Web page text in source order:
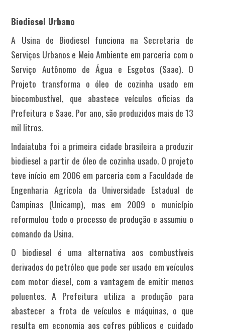
Biodiesel Urbano
A Usina de Biodiesel funciona na Secretaria de
Serviços Urbanos e Meio Ambiente em parceria com o
Serviço Autônomo de Água e Esgotos (Saae). O
Projeto transforma o óleo de cozinha usado em
biocombustível, que abastece veículos oficias da
Prefeitura e Saae. Por ano, são produzidos mais de 13
mil litros.
Indaiatuba foi a primeira cidade brasileira a produzir
biodiesel a partir de óleo de cozinha usado. O projeto
teve início em 2006 em parceria com a Faculdade de
Engenharia Agrícola da Universidade Estadual de
Campinas (Unicamp), mas em 2009 o município
reformulou todo o processo de produção e assumiu o
comando da Usina.
O biodiesel é uma alternativa aos combustíveis
derivados do petróleo que pode ser usado em veículos
com motor diesel, com a vantagem de emitir menos
poluentes. A Prefeitura utiliza a produção para
abastecer a frota de veículos e máquinas, o que
resulta em economia aos cofres públicos e cuidado